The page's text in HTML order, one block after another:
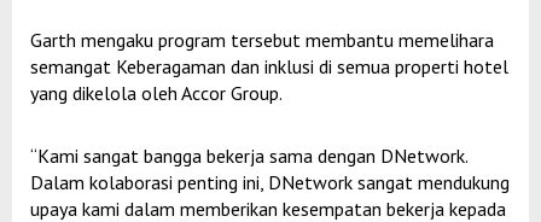
Garth mengaku program tersebut membantu memelihara
semangat Keberagaman dan inklusi di semua properti hotel
yang dikelola oleh Accor Group.
“Kami sangat bangga bekerja sama dengan DNetwork.
Dalam kolaborasi penting ini, DNetwork sangat mendukung
upaya kami dalam memberikan kesempatan bekerja kepada